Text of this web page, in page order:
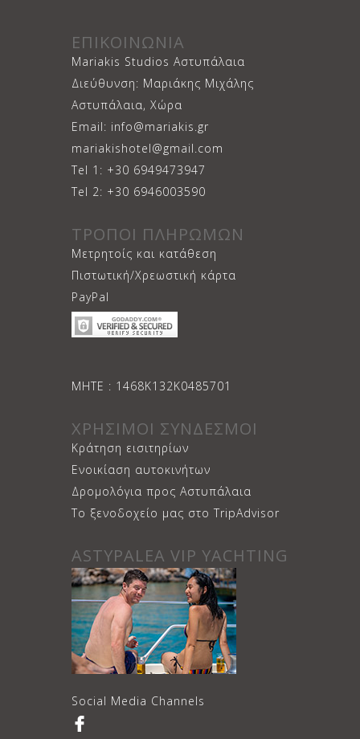
ΕΠΙΚΟΙΝΩΝΙΑ
Mariakis Studios Αστυπάλαια
Διεύθυνση: Μαριάκης Μιχάλης
Αστυπάλαια, Χώρα
Email: info@mariakis.gr
mariakishotel@gmail.com
Tel 1: +30 6949473947
Tel 2: +30 6946003590
ΤΡΟΠΟΙ ΠΛΗΡΩΜΩΝ
Μετρητοίς και κατάθεση
Πιστωτική/Χρεωστική κάρτα
PayPal
ΜΗΤΕ : 1468Κ132Κ0485701
ΧΡΗΣΙΜΟΙ ΣΥΝΔΕΣΜΟΙ
Κράτηση εισιτηρίων
Ενοικίαση αυτοκινήτων
Δρομολόγια προς Αστυπάλαια
Το ξενοδοχείο μας στο TripAdvisor
ASTYPALEA VIP YACHTING
Social Media Channels